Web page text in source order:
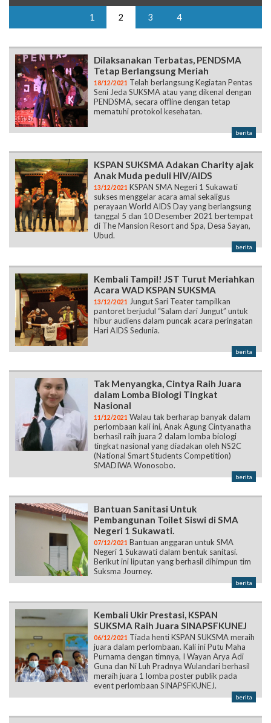
1 2 3 4
Dilaksanakan Terbatas, PENDSMA
Tetap Berlangsung Meriah
18/12/2021 Telah berlangsung Kegiatan Pentas
Seni Jeda SUKSMA atau yang dikenal dengan
PENDSMA, secara offline dengan tetap
mematuhi protokol kesehatan.
berita
KSPAN SUKSMA Adakan Charity ajak
Anak Muda peduli HIV/AIDS
13/12/2021 KSPAN SMA Negeri 1 Sukawati
sukses menggelar acara amal sekaligus
perayaan World AIDS Day yang berlangsung
tanggal 5 dan 10 Desember 2021 bertempat
di The Mansion Resort and Spa, Desa Sayan,
Ubud.
berita
Kembali Tampil! JST Turut Meriahkan
Acara WAD KSPAN SUKSMA
13/12/2021 Jungut Sari Teater tampilkan
pantoret berjudul “Salam dari Jungut” untuk
hibur audiens dalam puncak acara peringatan
Hari AIDS Sedunia.
berita
Tak Menyangka, Cintya Raih Juara
dalam Lomba Biologi Tingkat
Nasional
11/12/2021 Walau tak berharap banyak dalam
perlombaan kali ini, Anak Agung Cintyanatha
berhasil raih juara 2 dalam lomba biologi
tingkat nasional yang diadakan oleh NS2C
(National Smart Students Competition)
SMADIWA Wonosobo.
berita
Bantuan Sanitasi Untuk
Pembangunan Toilet Siswi di SMA
Negeri 1 Sukawati.
07/12/2021 Bantuan anggaran untuk SMA
Negeri 1 Sukawati dalam bentuk sanitasi.
Berikut ini liputan yang berhasil dihimpun tim
Suksma Journey.
berita
Kembali Ukir Prestasi, KSPAN
SUKSMA Raih Juara SINAPSFKUNEJ
06/12/2021 Tiada henti KSPAN SUKSMA meraih
juara dalam perlombaan. Kali ini Putu Maha
Purnama dengan timnya, I Wayan Arya Adi
Guna dan Ni Luh Pradnya Wulandari berhasil
meraih juara 1 lomba poster publik pada
event perlombaan SINAPSFKUNEJ.
berita